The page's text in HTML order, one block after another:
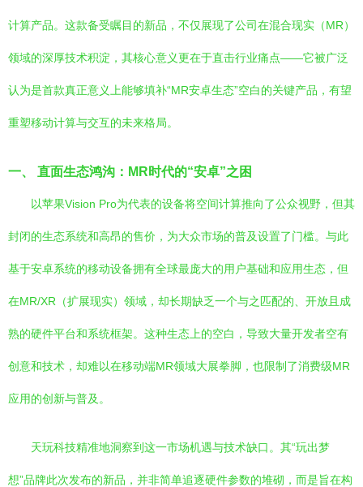
计算产品。这款备受瞩目的新品，不仅展现了公司在混合现实（MR）
领域的深厚技术积淀，其核心意义更在于直击行业痛点——它被广泛
认为是首款真正意义上能够填补“MR安卓生态”空白的关键产品，有望
重塑移动计算与交互的未来格局。
一、 直面生态鸿沟：MR时代的“安卓”之困
以苹果Vision Pro为代表的设备将空间计算推向了公众视野，但其
封闭的生态系统和高昂的售价，为大众市场的普及设置了门槛。与此
基于安卓系统的移动设备拥有全球最庞大的用户基础和应用生态，但
在MR/XR（扩展现实）领域，却长期缺乏一个与之匹配的、开放且成
熟的硬件平台和系统框架。这种生态上的空白，导致大量开发者空有
创意和技术，却难以在移动端MR领域大展拳脚，也限制了消费级MR
应用的创新与普及。
天玩科技精准地洞察到这一市场机遇与技术缺口。其“玩出梦
想”品牌此次发布的新品，并非简单追逐硬件参数的堆砌，而是旨在构